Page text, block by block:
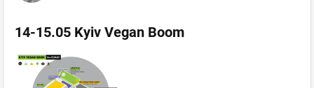
14-15.05 Kyiv Vegan Boom